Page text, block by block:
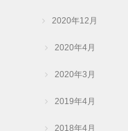
2020年12月
2020年4月
2020年3月
2019年4月
2018年4月